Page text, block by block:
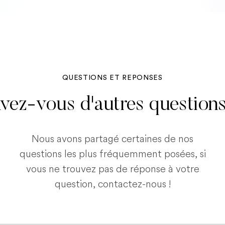
QUESTIONS ET REPONSES
vous d'autres
Nous avons partagé certaines de nos
questions les plus fréquemment posées, si
vous ne trouvez pas de réponse à votre
question, contactez-nous !